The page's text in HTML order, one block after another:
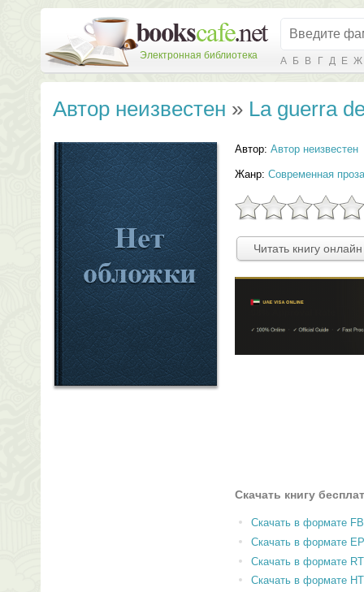
Электронная библиотека А Б В Г Д Е Ж
Автор неизвестен » La guerra
Автор: Автор неизвестен
Жанр: Современная проза
Читать книгу
Скачать книгу
Скачать в формате
Скачать в формате
Скачать в формате
Скачать в формате